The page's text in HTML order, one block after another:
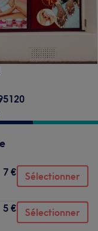
7 € Sélectionner
5 € Sélectionner